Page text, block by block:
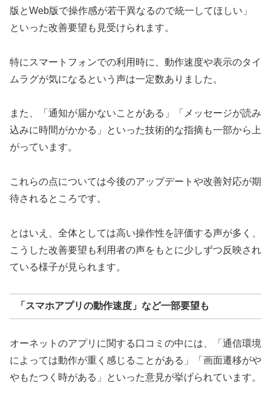
版とWeb版で操作感が若干異なるので統一してほしい」
といった改善要望も見受けられます。
特にスマートフォンでの利用時に、動作速度や表示のタイ
ムラグが気になるという声は一定数ありました。
また、「通知が届かないことがある」「メッセージが読み
込みに時間がかかる」といった技術的な指摘も一部から上
がっています。
これらの点については今後のアップデートや改善対応が期
待されるところです。
とはいえ、全体としては高い操作性を評価する声が多く、
こうした改善要望も利用者の声をもとに少しずつ反映され
ている様子が見られます。
「スマホアプリの動作速度」など一部要望も
オーネットのアプリに関する口コミの中には、「通信環境
によっては動作が重く感じることがある」「画面遷移がや
やもたつく時がある」といった意見が挙げられています。